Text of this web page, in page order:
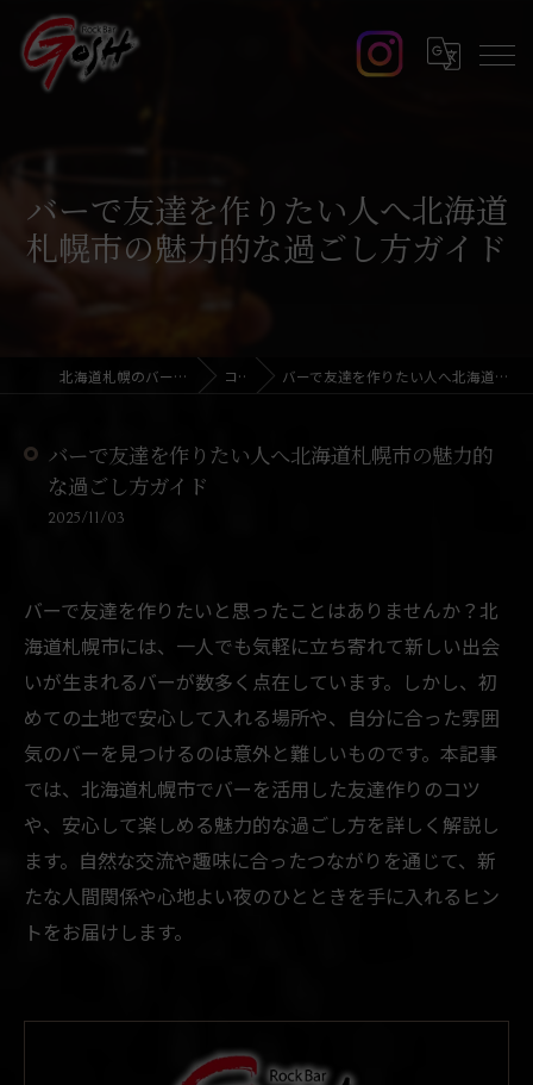
バーで友達を作りたい人へ北海道
札幌市の魅力的な過ごし方ガイド
北海道札幌のバーならRock Bar GOSH コラム バーで友達を作りたい人へ北海道札幌市の魅力的な過ごし方ガイド
バーで友達を作りたい人へ北海道札幌市の魅力的
な過ごし方ガイド
2025/11/03
バーで友達を作りたいと思ったことはありませんか？北
海道札幌市には、一人でも気軽に立ち寄れて新しい出会
いが生まれるバーが数多く点在しています。しかし、初
めての土地で安心して入れる場所や、自分に合った雰囲
気のバーを見つけるのは意外と難しいものです。本記事
では、北海道札幌市でバーを活用した友達作りのコツ
や、安心して楽しめる魅力的な過ごし方を詳しく解説し
ます。自然な交流や趣味に合ったつながりを通じて、新
たな人間関係や心地よい夜のひとときを手に入れるヒン
トをお届けします。